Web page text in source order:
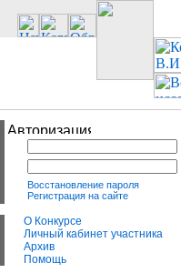
Восстановление пароля
Регистрация на сайте
О Конкурсе
Личный кабинет участника
Архив
Помощь